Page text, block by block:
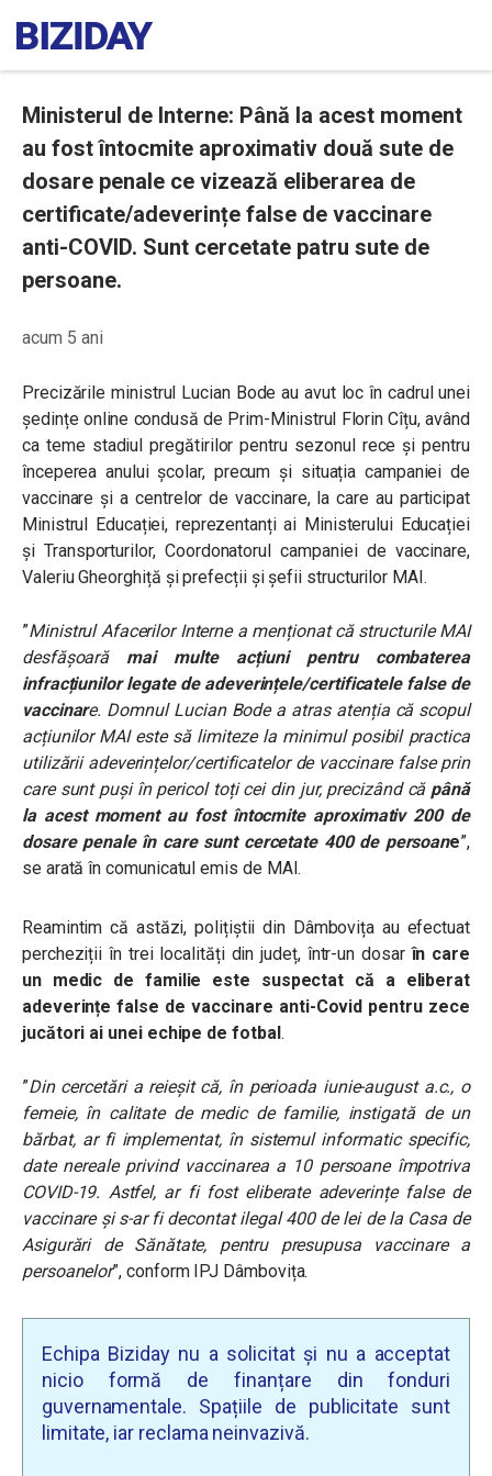
Ministerul de Interne: Până la acest moment
au fost întocmite aproximativ două sute de
dosare penale ce vizează eliberarea de
certificate/adeverințe false de vaccinare
anti-COVID. Sunt cercetate patru sute de
persoane.
acum 5 ani
Precizările ministrul Lucian Bode au avut loc în cadrul unei
ședințe online condusă de Prim-Ministrul Florin Cîțu,având
ca teme stadiul pregătirilor pentru sezonul rece și pentru
începerea anului școlar, precum și situația campaniei de
vaccinare și a centrelor de vaccinare,la care au participat
Ministrul Educației, reprezentanți ai Ministerului Educației
și Transporturilor, Coordonatorul campaniei de vaccinare,
Valeriu Gheorghiță și prefecții și șefii structurilor MAI.
”Ministrul Afacerilor Interne a menționat că structurile MAI
desfășoară mai multe acțiuni pentru combaterea
infracțiunilor legate de adeverințele/certificatele false de
vaccinare. Domnul Lucian Bode a atras atenția că scopul
acțiunilor MAI este să limiteze la minimul posibil practica
utilizării adeverințelor/certificatelor de vaccinare false prin
care sunt puși în pericol toți cei din jur, precizând că până
la acest moment au fost întocmite aproximativ 200 de
dosare penale în care sunt cercetate 400 de persoane”,
se arată în comunicatul emis de MAI.
Reamintim că astăzi, polițiștii din Dâmbovița au efectuat
percheziții în trei localități din județ, într-un dosarîn care
un medic de familie este suspectat că a eliberat
adeverințe false de vaccinare anti-Covid pentru zece
jucători ai unei echipe de fotbal.
”Din cercetări a reieșit că, în perioada iunie-august a.c., o
femeie, în calitate de medic de familie, instigată de un
bărbat, ar fi implementat, în sistemul informatic specific,
date nereale privind vaccinarea a 10 persoane împotriva
COVID-19. Astfel, ar fi fost eliberate adeverințe false de
vaccinare și s-ar fi decontat ilegal 400 de lei de la Casa de
Asigurări de Sănătate, pentru presupusa vaccinare a
persoanelor”, conform IPJ Dâmbovița.
Echipa Biziday nu a solicitat și nu a acceptat
nicio formă de finanțare din fonduri
guvernamentale. Spațiile de publicitate sunt
limitate, iar reclama neinvazivă.